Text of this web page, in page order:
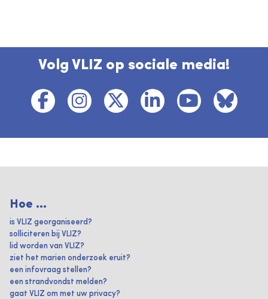
Volg VLIZ op sociale media!
Hoe ...
is VLIZ georganiseerd?
solliciteren bij VLIZ?
lid worden van VLIZ?
ziet het marien onderzoek eruit?
een infovraag stellen?
een strandvondst melden?
gaat VLIZ om met uw privacy?